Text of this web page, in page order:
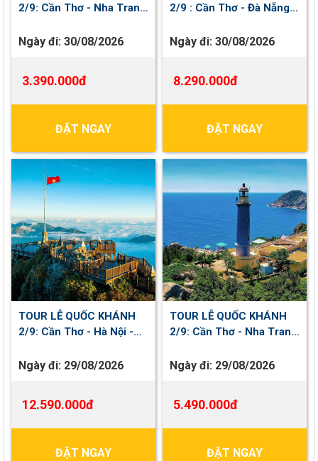
2/9: Cần Thơ - Nha Trang
Ngày đi: 30/08/2026
3.390.000đ
ĐẶT NGAY
2/9 : Cần Thơ - Đà Nẵng -
ngày 3 đêm
Ngày đi: 30/08/2026
8.290.000đ
ĐẶT NGAY
TOUR LỄ QUỐC KHÁNH
2/9: Cần Thơ - Hà Nội -
5 ngày 4 đêm
Ngày đi: 29/08/2026
12.590.000đ
ĐẶT NGAY
TOUR LỄ QUỐC KHÁNH
2/9: Cần Thơ - Nha Trang
Ngày đi: 29/08/2026
5.490.000đ
ĐẶT NGAY